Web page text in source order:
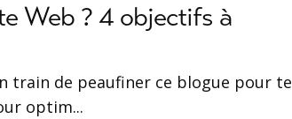
Web ? 4 objectifs à
train de peaufiner ce blogue pour te
optim...